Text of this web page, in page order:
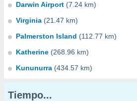
Darwin Airport (7.24 km)
Virginia (21.47 km)
Palmerston Island (112.77 km)
Katherine (268.96 km)
Kununurra (434.57 km)
Tiempo...